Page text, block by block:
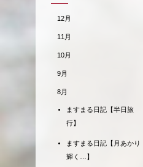
12月
11月
10月
9月
8月
ますまる日記【半日旅
行】
ますまる日記【月あかり
輝く…】